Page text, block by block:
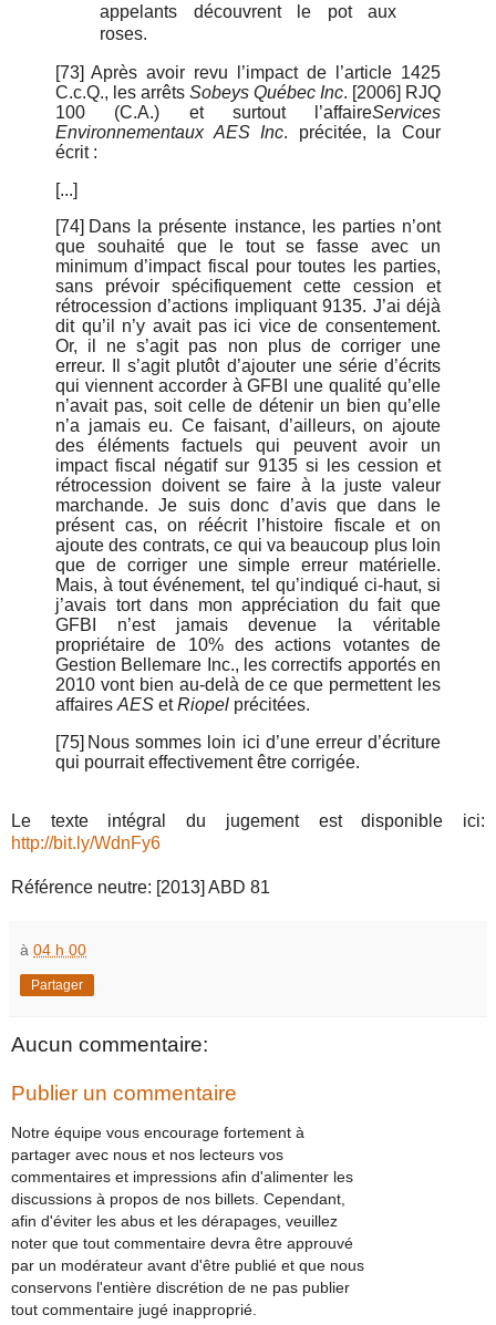
appelants découvrent le pot aux
roses.
[73] Après avoir revu l’impact de l’article 1425
C.c.Q., les arrêts Sobeys Québec Inc. [2006] RJQ
100 (C.A.) et surtout l’affaireServices
Environnementaux AES Inc. précitée, la Cour
écrit :
[...]
[74] Dans la présente instance, les parties n’ont
que souhaité que le tout se fasse avec un
minimum d’impact fiscal pour toutes les parties,
sans prévoir spécifiquement cette cession et
rétrocession d’actions impliquant 9135. J’ai déjà
dit qu’il n’y avait pas ici vice de consentement.
Or, il ne s’agit pas non plus de corriger une
erreur. Il s’agit plutôt d’ajouter une série d’écrits
qui viennent accorder à GFBI une qualité qu’elle
n’avait pas, soit celle de détenir un bien qu’elle
n’a jamais eu. Ce faisant, d’ailleurs, on ajoute
des éléments factuels qui peuvent avoir un
impact fiscal négatif sur 9135 si les cession et
rétrocession doivent se faire à la juste valeur
marchande. Je suis donc d’avis que dans le
présent cas, on réécrit l’histoire fiscale et on
ajoute des contrats, ce qui va beaucoup plus loin
que de corriger une simple erreur matérielle.
Mais, à tout événement, tel qu’indiqué ci-haut, si
j’avais tort dans mon appréciation du fait que
GFBI n’est jamais devenue la véritable
propriétaire de 10% des actions votantes de
Gestion Bellemare Inc., les correctifs apportés en
2010 vont bien au-delà de ce que permettent les
affairesAES etRiopel précitées.
[75] Nous sommes loin ici d’une erreur d’écriture
qui pourrait effectivement être corrigée.
Le texte intégral du jugement est disponible ici:
http://bit.ly/WdnFy6
Référence neutre: [2013] ABD 81
à 04 h 00
Partager
Aucun commentaire:
Publier un commentaire
Notre équipe vous encourage fortement à
partager avec nous et nos lecteurs vos
commentaires et impressions afin d'alimenter les
discussions à propos de nos billets. Cependant,
afin d'éviter les abus et les dérapages, veuillez
noter que tout commentaire devra être approuvé
par un modérateur avant d'être publié et que nous
conservons l'entière discrétion de ne pas publier
tout commentaire jugé inapproprié.